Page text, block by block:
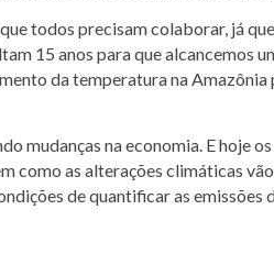
todos precisam colaborar, já
15 anos para que alcancemos
da temperatura na Amazônia
mudanças na economia. E hoje
como as alterações climáticas
de quantificar as emissões